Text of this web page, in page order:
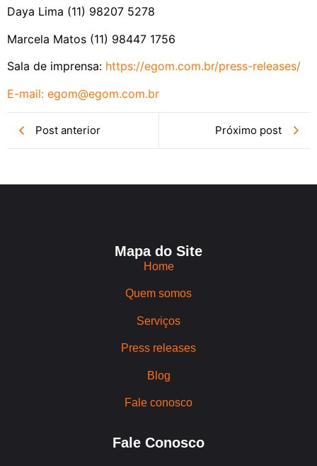
Daya Lima (11) 98207 5278
Marcela Matos (11) 98447 1756
Sala de imprensa: https://egom.com.br/press-releases/
E-mail: egom@egom.com.br
Post anterior Próximo post
Mapa do Site
Home
Quem somos
Serviços
Press releases
Blog
Fale conosco
Fale Conosco